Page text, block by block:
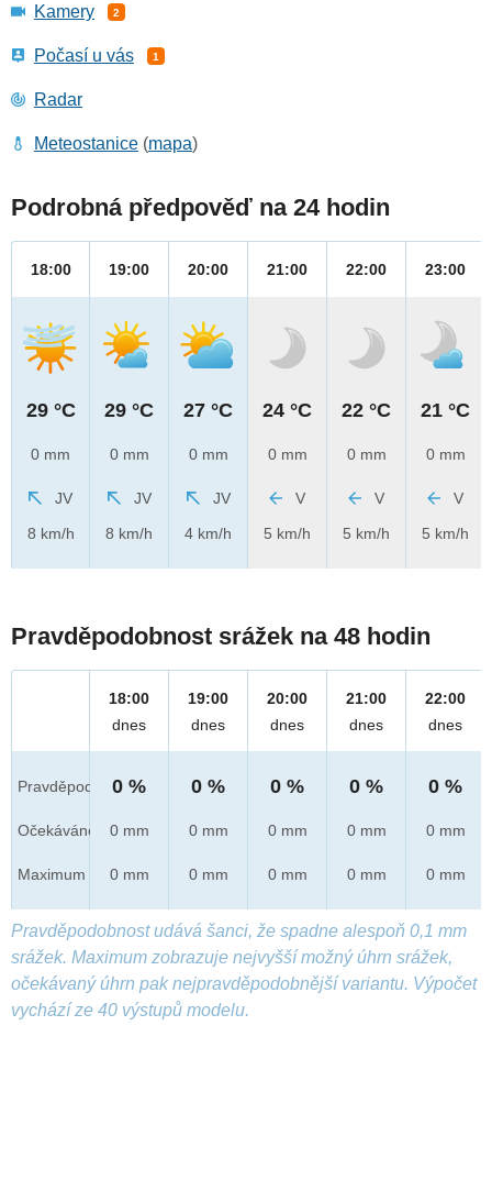
Kamery 2
Počasí u vás 1
Radar
Meteostanice (mapa)
Podrobná předpověď na 24 hodin
18:00
29 °C
0 mm
JV
8 km/h
19:00
29 °C
0 mm
JV
8 km/h
20:00
27 °C
0 mm
JV
4 km/h
21:00
24 °C
0 mm
V
5 km/h
22:00
22 °C
0 mm
V
5 km/h
23:00
21 °C
0 mm
V
5 km/h
Pravděpodobnost srážek na 48 hodin
Pravděpod.
Očekáváno
Maximum
18:00
dnes
0 %
0 mm
0 mm
19:00
dnes
0 %
0 mm
0 mm
20:00
dnes
0 %
0 mm
0 mm
21:00
dnes
0 %
0 mm
0 mm
22:00
dnes
0 %
0 mm
0 mm
Pravděpodobnost udává šanci, že spadne alespoň 0,1 mm
srážek. Maximum zobrazuje nejvyšší možný úhrn srážek,
očekávaný úhrn pak nejpravděpodobnější variantu. Výpočet
vychází ze 40 výstupů modelu.